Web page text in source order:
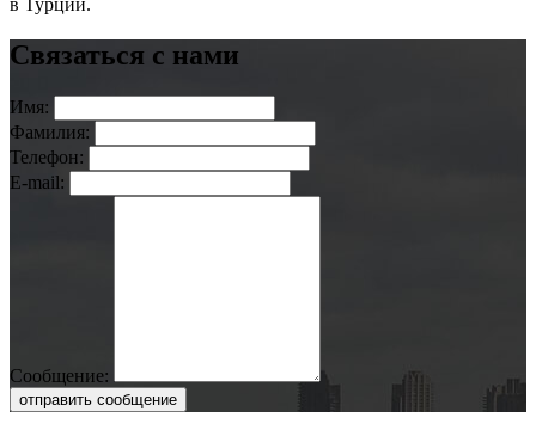
Связаться с нами
Имя:
Фамилия:
Телефон:
E-mail:
Сообщение:
отправить сообщение